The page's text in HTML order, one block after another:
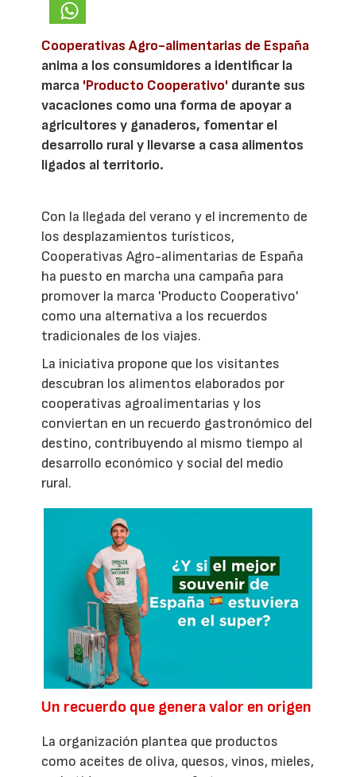
Cooperativas Agro-alimentarias de España
anima a los consumidores a identificar la
marca 'Producto Cooperativo' durante sus
vacaciones como una forma de apoyar a
agricultores y ganaderos, fomentar el
desarrollo rural y llevarse a casa alimentos
ligados al territorio.
Con la llegada del verano y el incremento de
los desplazamientos turísticos,
Cooperativas Agro-alimentarias de España
ha puesto en marcha una campaña para
promover la marca 'Producto Cooperativo'
como una alternativa a los recuerdos
tradicionales de los viajes.
La iniciativa propone que los visitantes
descubran los alimentos elaborados por
cooperativas agroalimentarias y los
conviertan en un recuerdo gastronómico del
destino, contribuyendo al mismo tiempo al
desarrollo económico y social del medio
rural.
Un recuerdo que genera valor en origen
La organización plantea que productos
como aceites de oliva, quesos, vinos, mieles,